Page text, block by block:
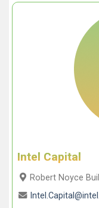
Intel Capital
Robert Noyce